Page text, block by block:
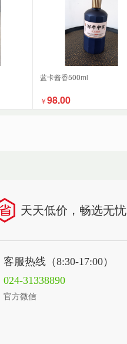
蓝卡酱香500ml
￥98.00
天天低价，畅选无忧
客服热线（8:30-17:00）
024-31338890
官方微信